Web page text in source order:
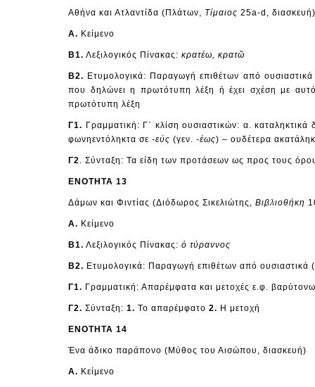
Αθήνα και Ατλαντίδα (Πλάτων, Τίμαιος 25a-d, διασκευή)
Α. Κείμενο
Β1. Λεξιλογικός Πίνακας: κρατέω, κρατῶ
Β2. Ετυμολογικά: Παραγωγή επιθέτων από
που δηλώνει η πρωτότυπη λέξη ή έχει σχέση με
πρωτότυπη λέξη
Γ1. Γραμματική: Γ΄ κλίση ουσιαστικών: α.
φωνηεντόληκτα σε -εύς (γεν. -έως) – ουδέτερα
Γ2. Σύνταξη: Τα είδη των προτάσεων ως προς τους
ΕΝΟΤΗΤΑ 13
Δάμων και Φιντίας (Διόδωρος Σικελιώτης, Βιβλιοθήκη
Α. Κείμενο
Β1. Λεξιλογικός Πίνακας: ὁ τύραννος
Β2. Ετυμολογικά: Παραγωγή επιθέτων από
Γ1. Γραμματική: Απαρέμφατα και μετοχές ε.φ.
Γ2. Σύνταξη: 1. Το απαρέμφατο 2. Η μετοχή
ΕΝΟΤΗΤΑ 14
Ένα άδικο παράπονο (Μύθος του Αισώπου, διασκευή)
Α. Κείμενο